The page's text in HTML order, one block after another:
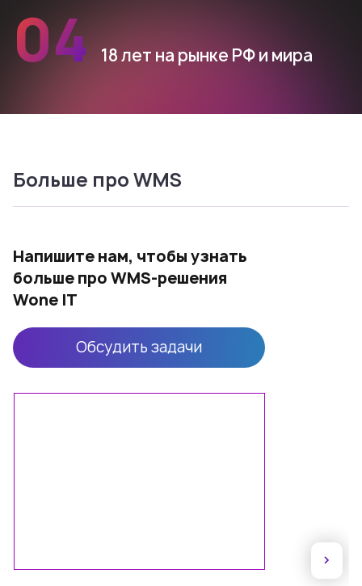
04 18 лет на рынке РФ и мира
Больше про WMS
Напишите нам, чтобы узнать
больше про WMS-решения
Wone IT
Обсудить задачи